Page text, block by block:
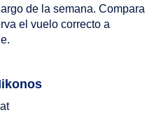
de la semana. Compara
el vuelo correcto a